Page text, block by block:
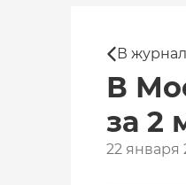
В журнал
В
за 2
22 января